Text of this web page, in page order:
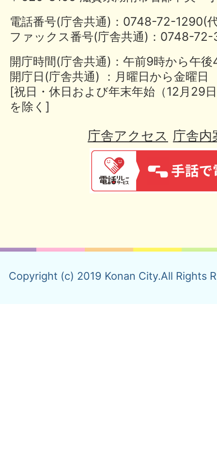
電話番号(庁舎共通)：0748-72-
ファックス番号(庁舎共通)：0748-
開庁時間(庁舎共通)：午前9時から午
開庁日(庁舎共通) ：月曜日から金曜日
[祝日・休日および年末年始（12月29
を除く]
庁舎アクセス 庁舎内
Copyright (c) 2019 Konan City.All Rights